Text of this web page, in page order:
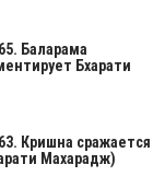
Баларама
Бхарати
Кришна сражается
Махарадж)